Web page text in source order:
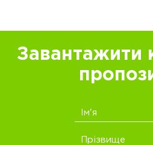
Завантажити
Ім'я
Прізвище